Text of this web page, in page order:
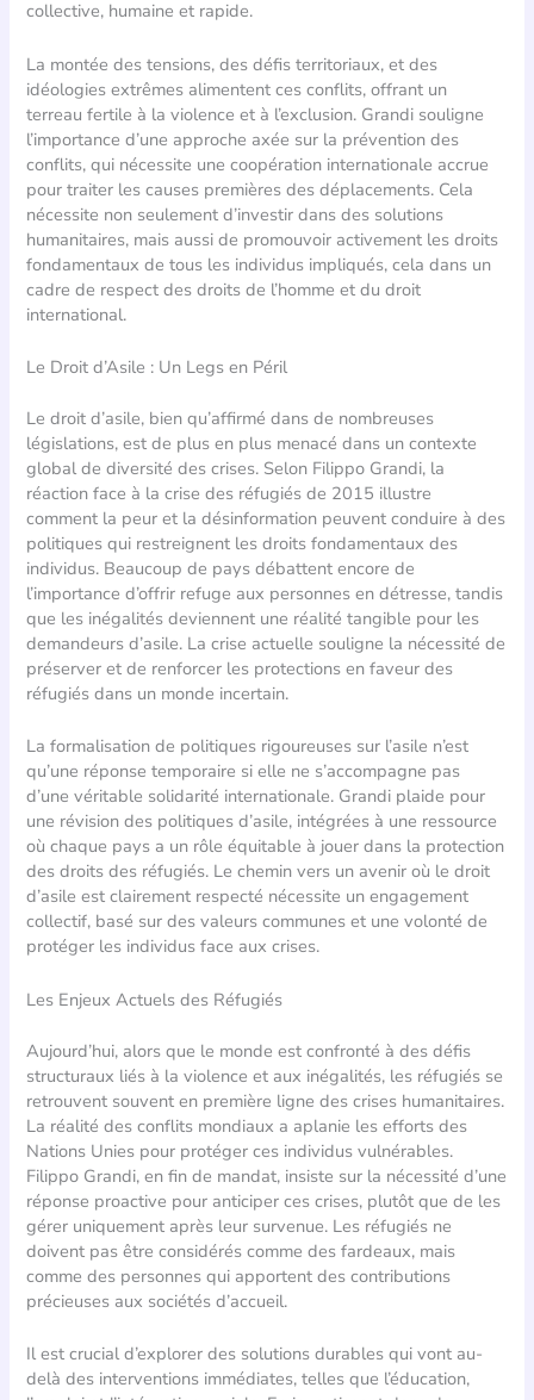
collective, humaine et rapide.
La montée des tensions, des défis territoriaux, et des
idéologies extrêmes alimentent ces conflits, offrant un
terreau fertile à la violence et à l’exclusion. Grandi souligne
l’importance d’une approche axée sur la prévention des
conflits, qui nécessite une coopération internationale accrue
pour traiter les causes premières des déplacements. Cela
nécessite non seulement d’investir dans des solutions
humanitaires, mais aussi de promouvoir activement les droits
fondamentaux de tous les individus impliqués, cela dans un
cadre de respect des droits de l’homme et du droit
international.
Le Droit d’Asile : Un Legs en Péril
Le droit d’asile, bien qu’affirmé dans de nombreuses
législations, est de plus en plus menacé dans un contexte
global de diversité des crises. Selon Filippo Grandi, la
réaction face à la crise des réfugiés de 2015 illustre
comment la peur et la désinformation peuvent conduire à des
politiques qui restreignent les droits fondamentaux des
individus. Beaucoup de pays débattent encore de
l’importance d’offrir refuge aux personnes en détresse, tandis
que les inégalités deviennent une réalité tangible pour les
demandeurs d’asile. La crise actuelle souligne la nécessité de
préserver et de renforcer les protections en faveur des
réfugiés dans un monde incertain.
La formalisation de politiques rigoureuses sur l’asile n’est
qu’une réponse temporaire si elle ne s’accompagne pas
d’une véritable solidarité internationale. Grandi plaide pour
une révision des politiques d’asile, intégrées à une ressource
où chaque pays a un rôle équitable à jouer dans la protection
des droits des réfugiés. Le chemin vers un avenir où le droit
d’asile est clairement respecté nécessite un engagement
collectif, basé sur des valeurs communes et une volonté de
protéger les individus face aux crises.
Les Enjeux Actuels des Réfugiés
Aujourd’hui, alors que le monde est confronté à des défis
structuraux liés à la violence et aux inégalités, les réfugiés se
retrouvent souvent en première ligne des crises humanitaires.
La réalité des conflits mondiaux a aplanie les efforts des
Nations Unies pour protéger ces individus vulnérables.
Filippo Grandi, en fin de mandat, insiste sur la nécessité d’une
réponse proactive pour anticiper ces crises, plutôt que de les
gérer uniquement après leur survenue. Les réfugiés ne
doivent pas être considérés comme des fardeaux, mais
comme des personnes qui apportent des contributions
précieuses aux sociétés d’accueil.
Il est crucial d’explorer des solutions durables qui vont au-
delà des interventions immédiates, telles que l’éducation,